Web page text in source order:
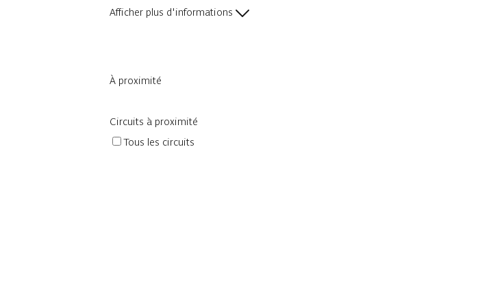
Afficher plus d'informations
À proximité
Circuits à proximité
Tous les circuits